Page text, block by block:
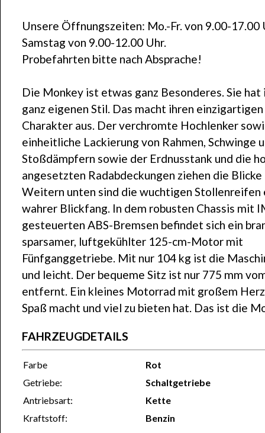
Unsere Öffnungszeiten: Mo.-Fr. von 9.00-17.00
Samstag von 9.00-12.00 Uhr.
Probefahrten bitte nach Absprache!
Die Monkey ist etwas ganz Besonderes. Sie hat
ganz eigenen Stil. Das macht ihren einzigartigen
Charakter aus. Der verchromte Hochlenker
einheitliche Lackierung von Rahmen, Schwinge
Stoßdämpfern sowie der Erdnusstank und die
angesetzten Radabdeckungen ziehen die Blicke
Weitern unten sind die wuchtigen Stollenreifen
wahrer Blickfang. In dem robusten Chassis mit
gesteuerten ABS-Bremsen befindet sich ein
sparsamer, luftgekühlter 125-cm-Motor mit
Fünfganggetriebe. Mit nur 104 kg ist die
und leicht. Der bequeme Sitz ist nur 775 mm
entfernt. Ein kleines Motorrad mit großem
Spaß macht und viel zu bieten hat. Das ist die
FAHRZEUGDETAILS
Farbe
Rot
Getriebe:
Schaltgetriebe
Antriebsart:
Kette
Kraftstoff:
Benzin